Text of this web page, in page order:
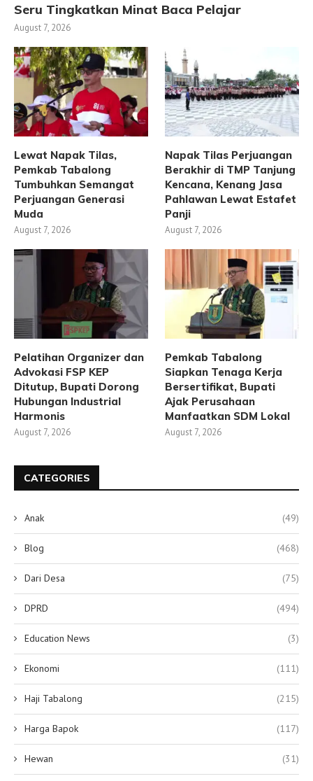
Seru Tingkatkan Minat Baca Pelajar
August 7, 2026
Lewat Napak Tilas,
Pemkab Tabalong
Tumbuhkan Semangat
Perjuangan Generasi
Muda
August 7, 2026
Napak Tilas Perjuangan
Berakhir di TMP Tanjung
Kencana, Kenang Jasa
Pahlawan Lewat Estafet
Panji
August 7, 2026
Pelatihan Organizer dan
Advokasi FSP KEP
Ditutup, Bupati Dorong
Hubungan Industrial
Harmonis
August 7, 2026
Pemkab Tabalong
Siapkan Tenaga Kerja
Bersertifikat, Bupati
Ajak Perusahaan
Manfaatkan SDM Lokal
August 7, 2026
CATEGORIES
Anak (49)
Blog (468)
Dari Desa (75)
DPRD (494)
Education News (3)
Ekonomi (111)
Haji Tabalong (215)
Harga Bapok (117)
Hewan (31)